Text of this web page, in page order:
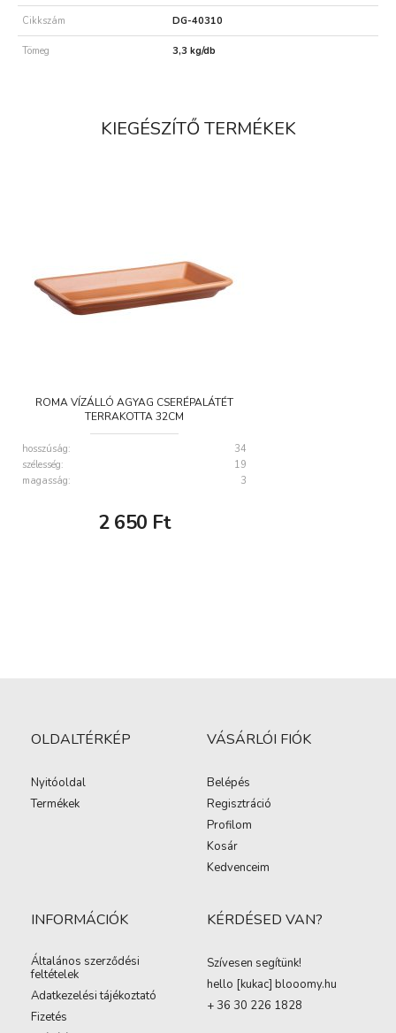
Cikkszám DG-40310
Tömeg 3,3 kg/db
KIEGÉSZÍTŐ TERMÉKEK
ROMA VÍZÁLLÓ AGYAG CSERÉPALÁTÉT
TERRAKOTTA 32CM
hosszúság:
34
szélesség:
19
magasság:
3
2 650 Ft
OLDALTÉRKÉP
Nyitóoldal
Termékek
VÁSÁRLÓI FIÓK
Belépés
Regisztráció
Profilom
Kosár
Kedvenceim
INFORMÁCIÓK
Általános szerződési
feltételek
Adatkezelési tájékoztató
Fizetés
KÉRDÉSED VAN?
Szívesen segítünk!
hello [kukac] blooomy.hu
+ 36 30 226 1828